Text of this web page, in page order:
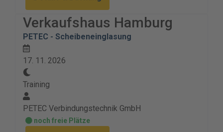
Verkaufshaus Hamburg
PETEC - Scheibeneinglasung
17. 11. 2026
Training
PETEC Verbindungstechnik GmbH
noch freie Plätze